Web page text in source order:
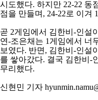
시도했다. 하지만 22-22 동
점을 만들며 , 24-22로 이겨 1
곧 2게임에서 김한비 -인설
연-조은채는 1게임에서 너
보였다. 반면 , 김한비 -인설
를 쌓아갔다. 결국 김한비 -
무리했다.
신현민 기자